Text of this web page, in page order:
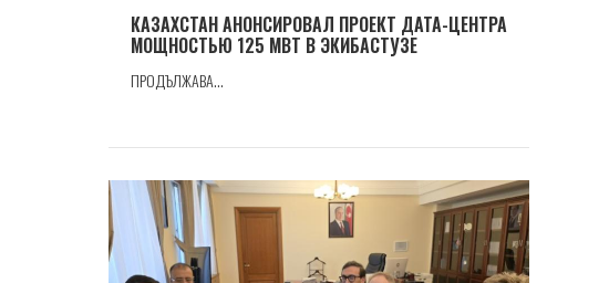
КАЗАХСТАН АНОНСИРОВАЛ ПРОЕКТ ДАТА-ЦЕНТРА
МОЩНОСТЬЮ 125 МВТ В ЭКИБАСТУЗЕ
ПРОДЪЛЖАВА...